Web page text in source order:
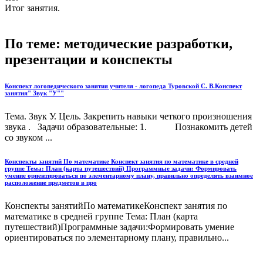
Итог занятия.
По теме: методические разработки,
презентации и конспекты
Конспект логопедического занятия учителя - логопеда Туровской С. В.Конспект
занятия" Звук "У""
Тема. Звук У. Цель. Закрепить навыки четкого произношения
звука . Задачи образовательные: 1. Познакомить детей
со звуком ...
Конспекты занятий По математике Конспект занятия по математике в средней
группе Тема: План (карта путешествий) Программные задачи: Формировать
умение ориентироваться по элементарному плану, правильно определять взаимное
расположение предметов в про
Конспекты занятийПо математикеКонспект занятия по
математике в средней группе Тема: План (карта
путешествий)Программные задачи:Формировать умение
ориентироваться по элементарному плану, правильно...